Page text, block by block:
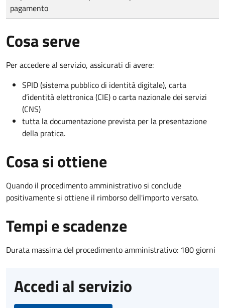
pagamento
Cosa serve
Per accedere al servizio, assicurati di avere:
SPID (sistema pubblico di identità digitale), carta
d’identità elettronica (CIE) o carta nazionale dei servizi
(CNS)
tutta la documentazione prevista per la presentazione
della pratica.
Cosa si ottiene
Quando il procedimento amministrativo si conclude
positivamente si ottiene il rimborso dell'importo versato.
Tempi e scadenze
Durata massima del procedimento amministrativo: 180 giorni
Accedi al servizio